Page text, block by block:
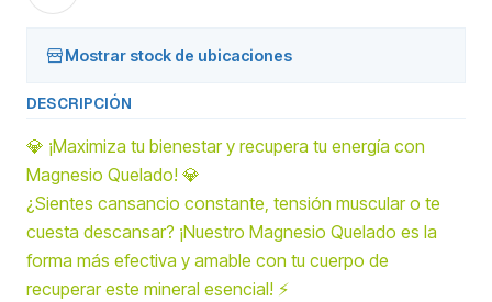
Mostrar stock de ubicaciones
DESCRIPCIÓN
💎 ¡Maximiza tu bienestar y recupera tu energía con
Magnesio Quelado! 💎
¿Sientes cansancio constante, tensión muscular o te
cuesta descansar? ¡Nuestro Magnesio Quelado es la
forma más efectiva y amable con tu cuerpo de
recuperar este mineral esencial! ⚡